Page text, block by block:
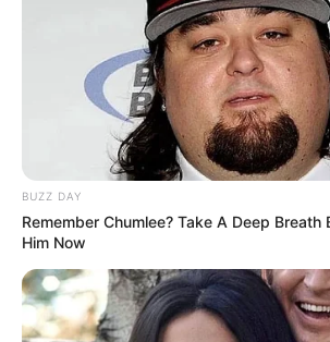
BUZZ DAY
Remember Chumlee? Take A Deep Breath
Him Now